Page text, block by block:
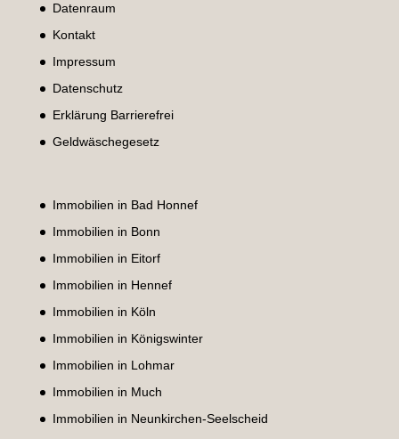
Datenraum
Kontakt
Impressum
Datenschutz
Erklärung Barrierefrei
Geldwäschegesetz
Immobilien in Bad Honnef
Immobilien in Bonn
Immobilien in Eitorf
Immobilien in Hennef
Immobilien in Köln
Immobilien in Königswinter
Immobilien in Lohmar
Immobilien in Much
Immobilien in Neunkirchen-Seelscheid